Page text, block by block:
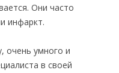
Они часто
инфаркт.
очень умного и
в своей